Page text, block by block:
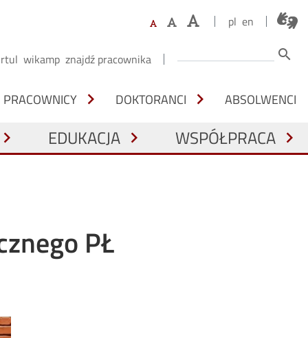
pl en
wikamp znajdź pracownika search
PRACOWNICY chevron_right DOKTORANCI chevron_right ABSOLWENCI
EDUKACJA chevron_right WSPÓŁPRACA chevron_right
PŁ